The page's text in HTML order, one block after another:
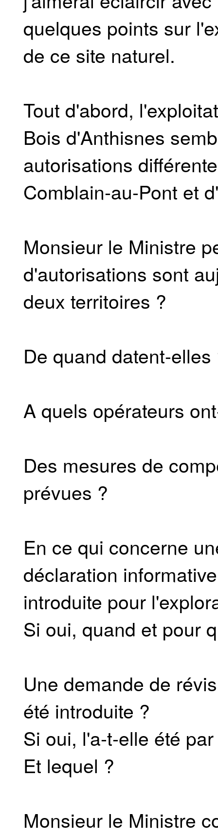
quelques points sur
de ce site naturel.
Tout d'abord,
Bois d'Anthisnes
autorisations
Comblain-au-Pont et
Monsieur le Ministre
d'autorisations sont
deux territoires ?
De quand datent-elles
A quels opérateurs
Des mesures de
prévues ?
En ce qui concerne
déclaration
introduite pour
Si oui, quand et pour
Une demande de
été introduite ?
Si oui, l'a-t-elle été
Et lequel ?
Monsieur le Ministre